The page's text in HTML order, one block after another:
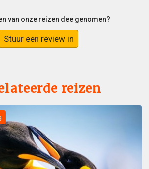
van onze reizen deelgenomen?
Stuur een review in
reizen